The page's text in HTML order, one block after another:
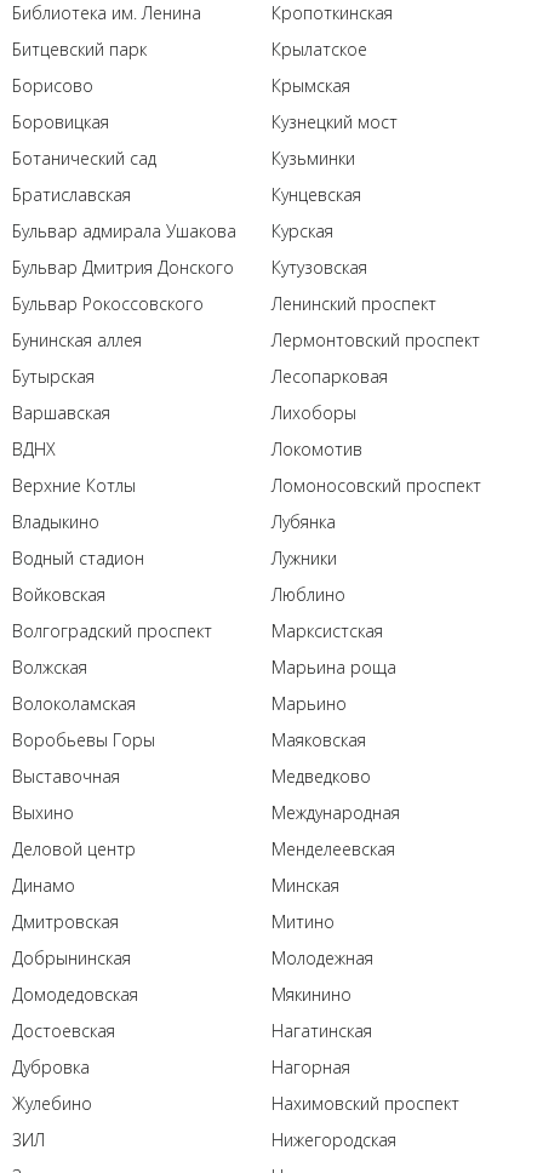
Библиотека им. Ленина
Битцевский парк
Борисово
Боровицкая
Ботанический сад
Братиславская
Бульвар адмирала Ушакова
Бульвар Дмитрия Донского
Бульвар Рокоссовского
Бунинская аллея
Бутырская
Варшавская
ВДНХ
Верхние Котлы
Владыкино
Водный стадион
Войковская
Волгоградский проспект
Волжская
Волоколамская
Воробьевы Горы
Выставочная
Выхино
Деловой центр
Динамо
Дмитровская
Добрынинская
Домодедовская
Достоевская
Дубровка
Жулебино
ЗИЛ
Кропоткинская
Крылатское
Крымская
Кузнецкий мост
Кузьминки
Кунцевская
Курская
Кутузовская
Ленинский проспект
Лермонтовский проспект
Лесопарковая
Лихоборы
Локомотив
Ломоносовский проспект
Лубянка
Лужники
Люблино
Марксистская
Марьина роща
Марьино
Маяковская
Медведково
Международная
Менделеевская
Минская
Митино
Молодежная
Мякинино
Нагатинская
Нагорная
Нахимовский проспект
Нижегородская